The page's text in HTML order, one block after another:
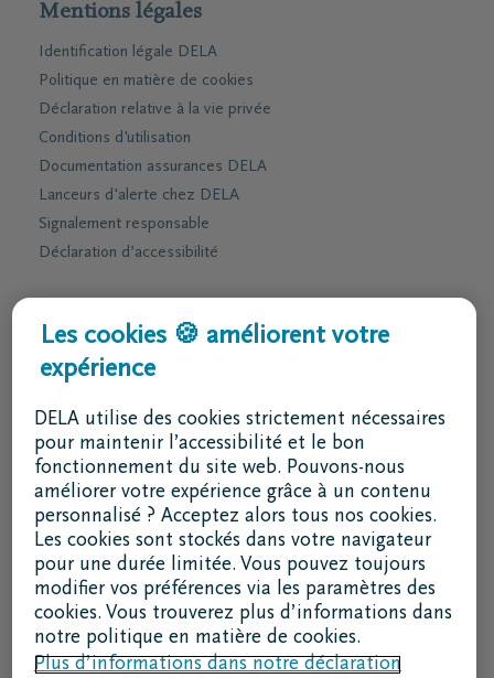
Mentions légales
Identification légale DELA
Politique en matière de cookies
Déclaration relative à la vie privée
Conditions d'utilisation
Documentation assurances DELA
Lanceurs d'alerte chez DELA
Signalement responsable
Déclaration d’accessibilité
Services & contact
J'ai une question
Je souhaite une brochure par la poste
02 800 87 87
lu - ve 8h30 - 17h
Je suis un intermédiaire
Se connecter à DELAconnect
Je suis un fournisseur
Les cookies 🍪 améliorent votre
expérience
DELA utilise des cookies strictement nécessaires
pour maintenir l’accessibilité et le bon
fonctionnement du site web. Pouvons-nous
améliorer votre expérience grâce à un contenu
personnalisé ? Acceptez alors tous nos cookies.
Les cookies sont stockés dans votre navigateur
pour une durée limitée. Vous pouvez toujours
modifier vos préférences via les paramètres des
cookies. Vous trouverez plus d’informations dans
notre politique en matière de cookies.
Plus d’informations dans notre déclaration